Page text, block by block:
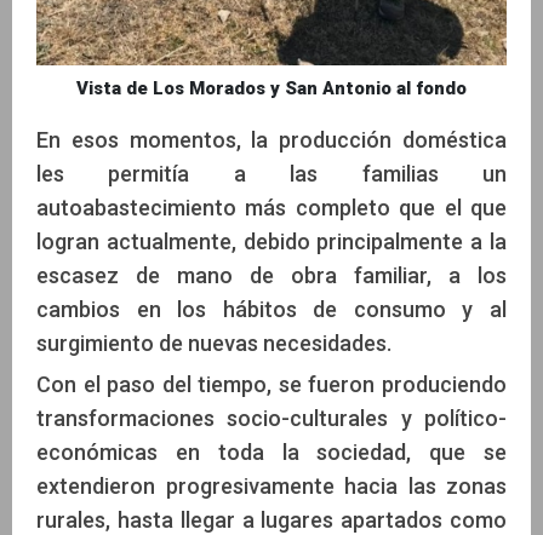
Vista de Los Morados y San Antonio al fondo
En esos momentos, la producción doméstica
les permitía a las familias un
autoabastecimiento más completo que el que
logran actualmente, debido principalmente a la
escasez de mano de obra familiar, a los
cambios en los hábitos de consumo y al
surgimiento de nuevas necesidades.
Con el paso del tiempo, se fueron produciendo
transformaciones socio-culturales y político-
económicas en toda la sociedad, que se
extendieron progresivamente hacia las zonas
rurales, hasta llegar a lugares apartados como